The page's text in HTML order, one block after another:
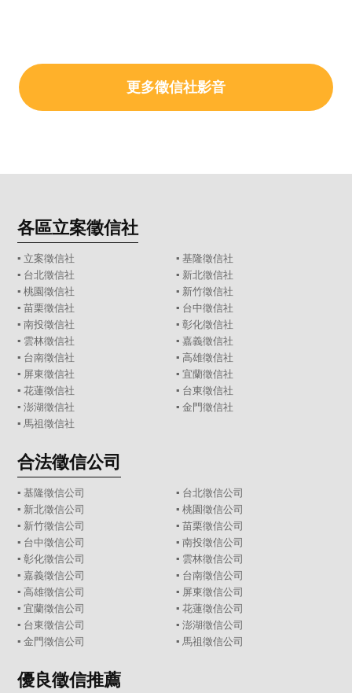
更多徵信社影音
各區立案徵信社
▪ 立案徵信社 ▪ 基隆徵信社
▪ 台北徵信社 ▪ 新北徵信社
▪桃園徵信社 ▪ 新竹徵信社
▪苗栗徵信社 ▪ 台中徵信社
▪南投徵信社 ▪ 彰化徵信社
▪ 雲林徵信社 ▪ 嘉義徵信社
▪ 台南徵信社 ▪ 高雄徵信社
▪ 屏東徵信社 ▪ 宜蘭徵信社
▪花蓮徵信社 ▪ 台東徵信社
▪澎湖徵信社 ▪ 金門徵信社
▪ 馬祖徵信社
合法徵信公司
▪基隆徵信公司 ▪ 台北徵信公司
▪ 新北徵信公司 ▪ 桃園徵信公司
▪ 新竹徵信公司 ▪ 苗栗徵信公司
▪ 台中徵信公司 ▪ 南投徵信公司
▪彰化徵信公司 ▪ 雲林徵信公司
▪嘉義徵信公司 ▪ 台南徵信公司
▪高雄徵信公司 ▪ 屏東徵信公司
▪宜蘭徵信公司 ▪ 花蓮徵信公司
▪ 台東徵信公司 ▪ 澎湖徵信公司
▪金門徵信公司 ▪ 馬祖徵信公司
優良徵信推薦